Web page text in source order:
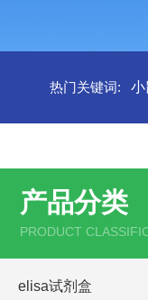
热门关键词: 小
产品分类
PRODUCT
elisa试剂盒